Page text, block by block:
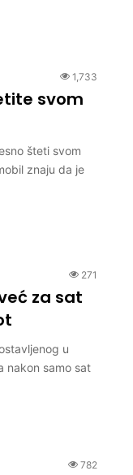
1,733
svom
šteti svom
znaju da je
271
za sat
u
nakon samo sat
782